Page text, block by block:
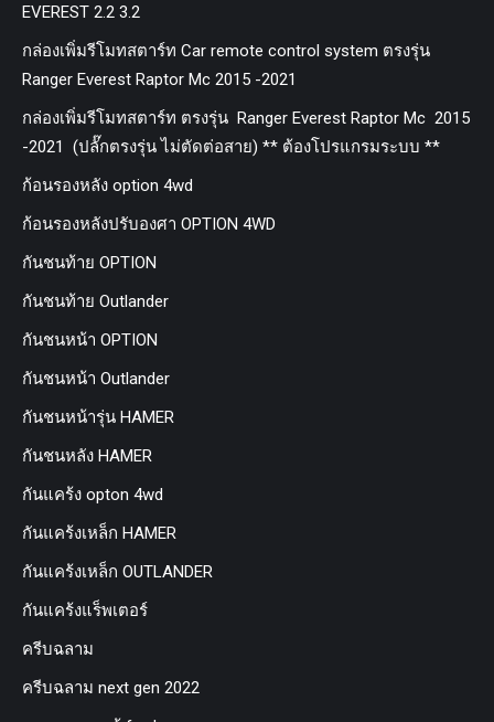
EVEREST 2.2 3.2
กล่องเพิ่มรีโมทสตาร์ท Car remote control system ตรงรุ่น
Ranger Everest Raptor Mc 2015 -2021
กล่องเพิ่มรีโมทสตาร์ท ตรงรุ่น Ranger Everest Raptor Mc 2015
-2021 (ปลั๊กตรงรุ่น ไม่ตัดต่อสาย) ** ต้องโปรแกรมระบบ **
ก้อนรองหลัง option 4wd
ก้อนรองหลังปรับองศา OPTION 4WD
กันชนท้าย OPTION
กันชนท้าย Outlander
กันชนหน้า OPTION
กันชนหน้า Outlander
กันชนหน้ารุ่น HAMER
กันชนหลัง HAMER
กันแคร้ง opton 4wd
กันแคร้งเหล็ก HAMER
กันแคร้งเหล็ก OUTLANDER
กันแคร้งแร็พเตอร์
ครีบฉลาม
ครีบฉลาม next gen 2022